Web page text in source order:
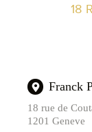
18
Franck
18 rue de
1201 Geneve